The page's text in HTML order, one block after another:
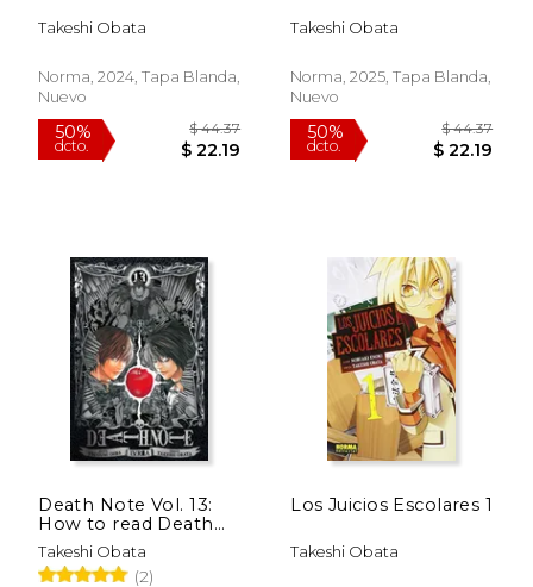
Takeshi Obata
Norma, 2024, Tapa Blanda,
Nuevo
Takeshi Obata
Norma, 2025, Tapa Blanda,
Nuevo
Death Note Vol. 13:
How to read Death
Note
Takeshi Obata
(2)
Los Juicios Escolares 1
Takeshi Obata